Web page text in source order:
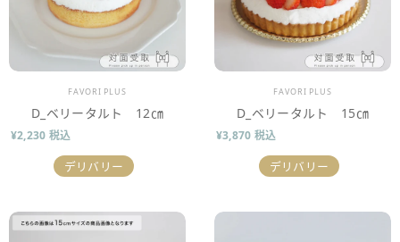
販売業者
FAVORI PLUS
D_ベリータルト 12㎝
¥2,230 税込
デリバリー
販売業者
FAVORI PLUS
D_ベリータルト 15㎝
¥3,870 税込
デリバリー